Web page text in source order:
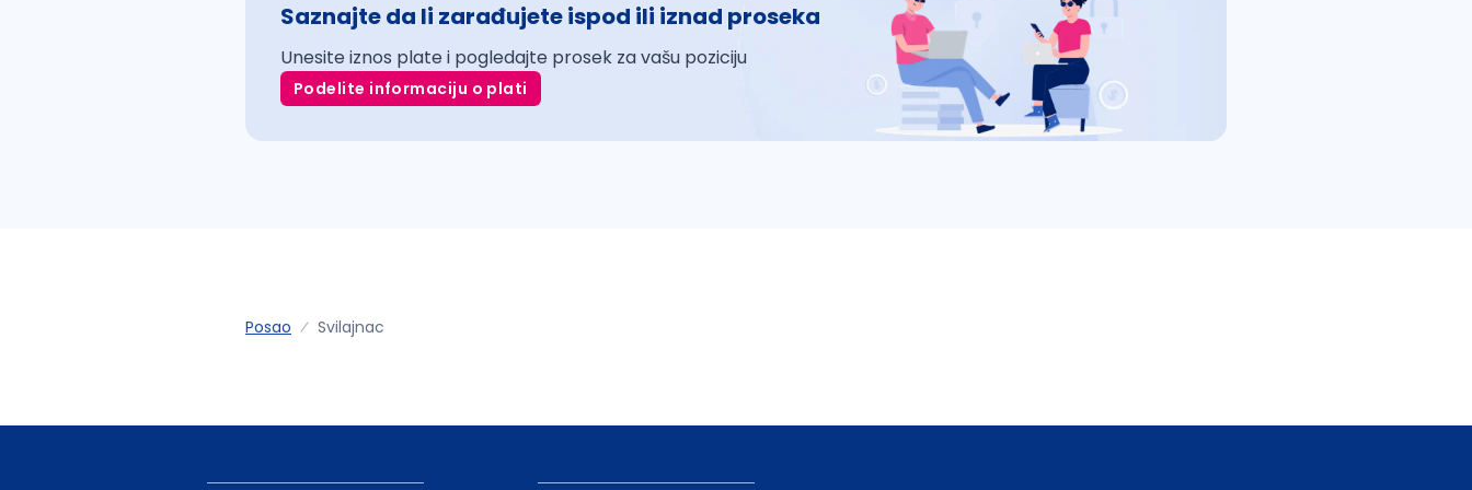
Saznajte da li zarađujete ispod ili iznad proseka
Unesite iznos plate i pogledajte prosek za vašu poziciju
Podelite informaciju o plati
Posao Svilajnac